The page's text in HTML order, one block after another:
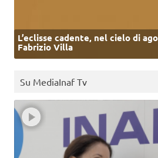
L’eclisse cadente, nel cielo di
Fabrizio Villa
Su MediaInaf Tv